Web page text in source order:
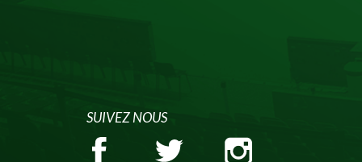
SUIVEZ NOUS